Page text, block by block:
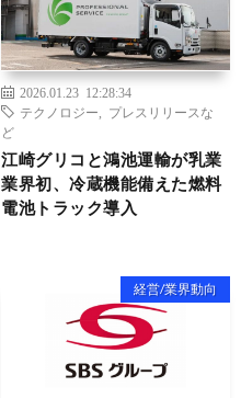
2026.01.23 12:28:34
テクノロジー
プレスリリースな
ど
江崎グリコと鴻池運輸が乳業
業界初、冷蔵機能備えた燃料
電池トラック導入
経営/業界動向